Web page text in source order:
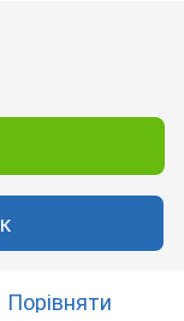
Порівняти